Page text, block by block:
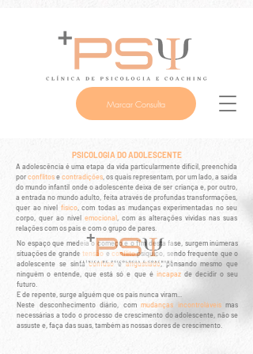
Marcar Consulta
PSICOLOGIA DO ADOLESCENTE
A adolescência é uma etapa da vida particularmentedifícil, preenchida
porconflitosecontradições , os quais representam, por um lado, a saída
do mundo infantil onde o adolescente deixa de ser criança e, por outro,
a entrada no mundo adulto, feita através de profundas transformações,
quer ao nível físico, com todas as mudanças experimentadas no seu
corpo, quer ao nível emocional , com as alterações vividas nas suas
relações com os pais e com o grupo de pares.
No espaço que medeia o começo e o fim desta fase, surgem inúmeras
situações de grande tensão econflitopsíquico, sendo frequente que o
adolescente se sintaconfusoeangustiado, pensando mesmo que
ninguém o entende, que está só e que é incapaz de decidir o seu
futuro.
E de repente, surge alguém que os pais nunca viram...
Neste desconhecimento diário, com mudanças incontroláveis mas
necessárias a todo o processo de crescimento do adolescente, não se
assuste e, faça das suas, também as nossas dores de crescimento.